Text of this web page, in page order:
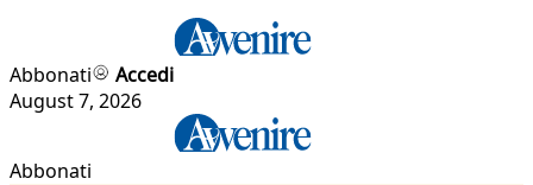
Abbonati
Accedi
August 7, 2026
Abbonati